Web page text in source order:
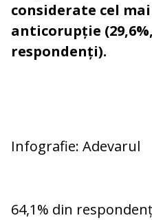
considerate cel
anticorupție
respondenți).
Infografie: Adevarul
64,1% din